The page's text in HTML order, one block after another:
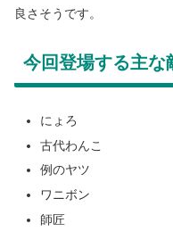
良さそうです。
今回登場する主な
にょろ
古代わんこ
例のヤツ
ワニボン
師匠